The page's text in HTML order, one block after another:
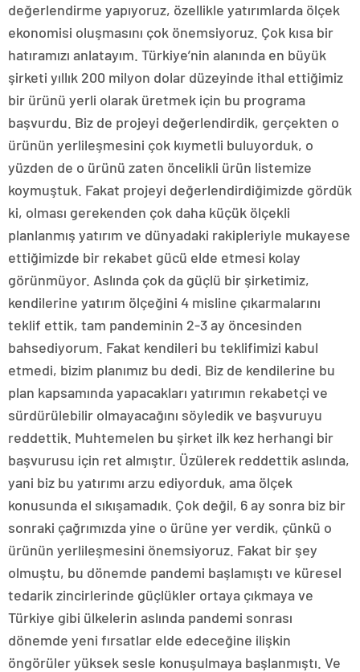
değerlendirme yapıyoruz, özellikle yatırımlarda ölçek
ekonomisi oluşmasını çok önemsiyoruz. Çok kısa bir
hatıramızı anlatayım. Türkiye’nin alanında en büyük
şirketi yıllık 200 milyon dolar düzeyinde ithal ettiğimiz
bir ürünü yerli olarak üretmek için bu programa
başvurdu. Biz de projeyi değerlendirdik, gerçekten o
ürünün yerlileşmesini çok kıymetli buluyorduk, o
yüzden de o ürünü zaten öncelikli ürün listemize
koymuştuk. Fakat projeyi değerlendirdiğimizde gördük
ki, olması gerekenden çok daha küçük ölçekli
planlanmış yatırım ve dünyadaki rakipleriyle mukayese
ettiğimizde bir rekabet gücü elde etmesi kolay
görünmüyor. Aslında çok da güçlü bir şirketimiz,
kendilerine yatırım ölçeğini 4 misline çıkarmalarını
teklif ettik, tam pandeminin 2-3 ay öncesinden
bahsediyorum. Fakat kendileri bu teklifimizi kabul
etmedi, bizim planımız bu dedi. Biz de kendilerine bu
plan kapsamında yapacakları yatırımın rekabetçi ve
sürdürülebilir olmayacağını söyledik ve başvuruyu
reddettik. Muhtemelen bu şirket ilk kez herhangi bir
başvurusu için ret almıştır. Üzülerek reddettik aslında,
yani biz bu yatırımı arzu ediyorduk, ama ölçek
konusunda el sıkışamadık. Çok değil, 6 ay sonra biz bir
sonraki çağrımızda yine o ürüne yer verdik, çünkü o
ürünün yerlileşmesini önemsiyoruz. Fakat bir şey
olmuştu, bu dönemde pandemi başlamıştı ve küresel
tedarik zincirlerinde güçlükler ortaya çıkmaya ve
Türkiye gibi ülkelerin aslında pandemi sonrası
dönemde yeni fırsatlar elde edeceğine ilişkin
öngörüler yüksek sesle konuşulmaya başlanmıştı. Ve